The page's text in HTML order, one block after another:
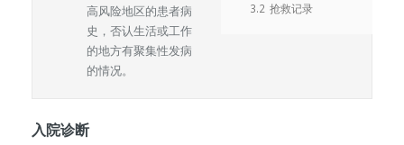
3.2 抢救记录
高风险地区的患者病
史，否认生活或工作
的地方有聚集性发病
的情况。
入院诊断